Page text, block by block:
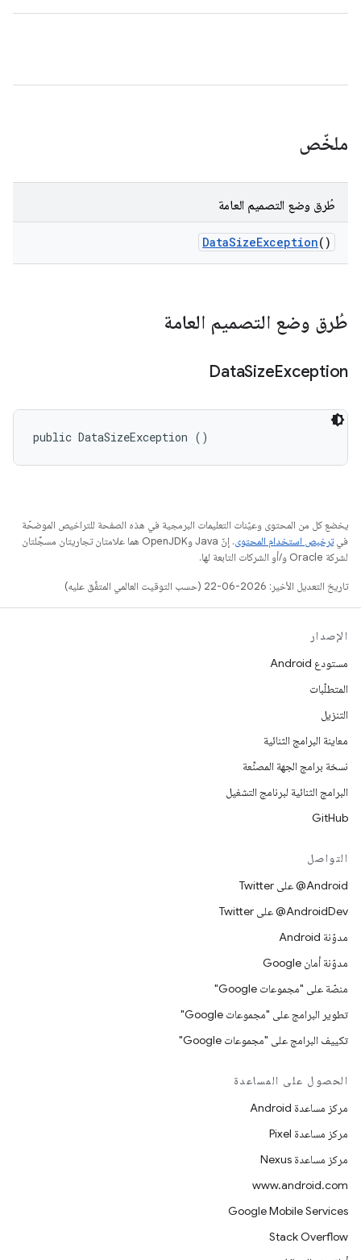
ملخّص
طُرق وضع التصميم العامة
DataSizeException()
طُرق وضع التصميم العامة
DataSizeException
public DataSizeException ()
يخضع كل من المحتوى وعيّنات التعليمات البرمجية في هذه الصفحة للتراخيص الموضحّة
فيترخيص استخدام المحتوى
. إنّ Java وOpenJDK هما علامتان تجاريتان مسجَّلتان
لشركة Oracle و/أو الشركات التابعة لها.
تاريخ التعديل الأخير: 2026-06-22 (حسب التوقيت العالمي المتفَّق عليه)
الإصدار
مستودع Android
المتطلّبات
التنزيل
معاينة البرامج الثنائية
نسخة برامج الجهة المصنِّعة
البرامج الثنائية لبرنامج التشغيل
GitHub
التواصل
‎@Android على Twitter
‎@AndroidDev على Twitter
مدوّنة Android
مدوّنة أمان Google
منصّة على "مجموعات Google"
تطوير البرامج على "مجموعات Google"
تكييف البرامج على "مجموعات Google"
الحصول على المساعدة
مركز مساعدة Android
مركز مساعدة Pixel
مركز مساعدة Nexus
www.android.com
Google Mobile Services
Stack Overflow